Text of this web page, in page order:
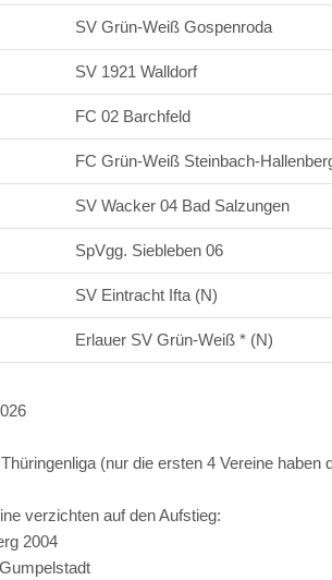
SV Grün-Weiß Gospenroda
SV 1921 Walldorf
FC 02 Barchfeld
FC Grün-Weiß Steinbach-
SV Wacker 04 Bad Salzungen
SpVgg. Siebleben 06
SV Eintracht Ifta (N)
Erlauer SV Grün-Weiß * (N)
(nur die ersten 4 Vereine haben
verzichten auf den Aufstieg:
2004